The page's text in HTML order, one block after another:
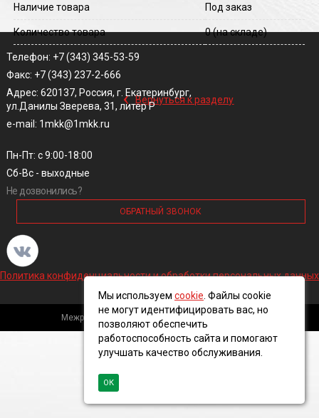
Наличие товара Под заказ
Количество товара 0(на складе)
‹ Вернуться к разделу
Телефон: +7 (343) 345-53-59
Факс: +7 (343) 237-2-666
Адрес: 620137, Россия, г. Екатеринбург,
ул.Данилы Зверева, 31, литер Р
e-mail: 1mkk@1mkk.ru
Пн-Пт: с 9:00-18:00
Сб-Вс - выходные
Не дозвонились?
ОБРАТНЫЙ ЗВОНОК
Политика конфиденциальности и обработки персональных данных
Межрегиональная кабельная компания, 2016 ©
Мы используем cookie . Файлы cookie
не могут идентифицировать вас, но
позволяют обеспечить
работоспособность сайта и помогают
улучшать качество обслуживания.
ОК